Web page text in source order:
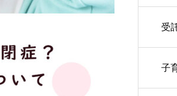
受
子